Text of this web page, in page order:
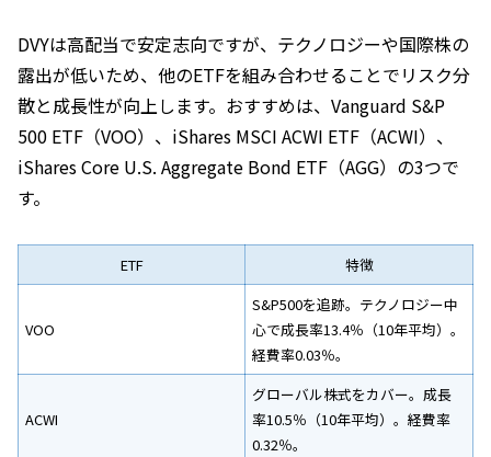
DVYは高配当で安定志向ですが、テクノロジーや国際株の
露出が低いため、他のETFを組み合わせることでリスク分
散と成長性が向上します。おすすめは、Vanguard S&P
500 ETF（VOO）、iShares MSCI ACWI ETF（ACWI）、
iShares Core U.S. Aggregate Bond ETF（AGG）の3つで
す。
ETF 特徴
VOO
S&P500を追跡。テクノロジー中
心で成長率13.4％（10年平均）。
経費率0.03％。
ACWI
グローバル株式をカバー。成長
率10.5％（10年平均）。経費率
0.32％。